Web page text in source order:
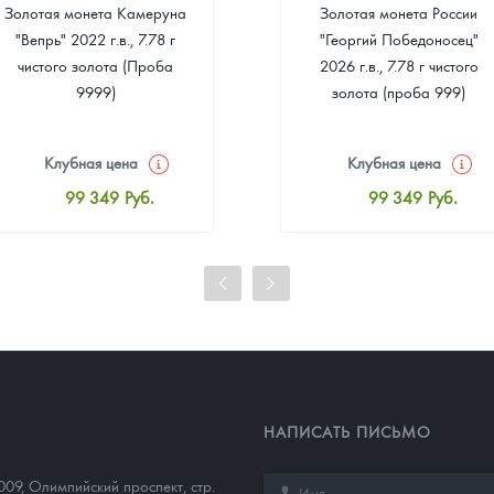
Золотая монета Камеруна
"Вепрь" 2022 г.в., 7.78 г
чистого золота (Проба
9999)
Клубная цена
99 349 Руб.
Золотая монета России
"Георгий Победоносец"
2026 г.в., 7.78 г чистого
золота (проба 999)
Клубная цена
99 349 Руб.
, Олимпийский проспект, стр.
НАПИСАТЬ ПИСЬМО